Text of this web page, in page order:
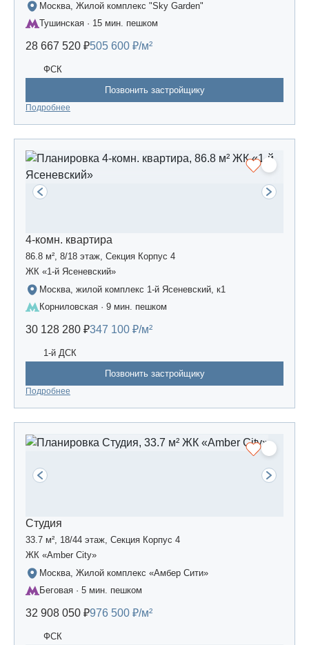
Москва, Жилой комплекс "Sky Garden"
Тушинская · 15 мин. пешком
28 667 520 ₽505 600 ₽/м²
ФСК
Позвонить застройщику
Подробнее
4-комн. квартира
86.8 м², 8/18 этаж, Секция Корпус 4
ЖК «1-й Ясеневский»
Москва, жилой комплекс 1-й Ясеневский, к1
Корниловская · 9 мин. пешком
30 128 280 ₽347 100 ₽/м²
1-й ДСК
Позвонить застройщику
Подробнее
Студия
33.7 м², 18/44 этаж, Секция Корпус 4
ЖК «Amber Сity»
Москва, Жилой комплекс «Амбер Сити»
Беговая · 5 мин. пешком
32 908 050 ₽976 500 ₽/м²
ФСК